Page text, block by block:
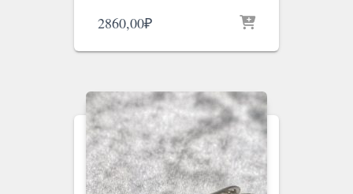
2860,00₽